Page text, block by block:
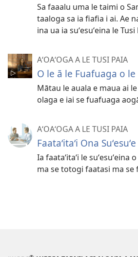
Sa faaalu uma le taimi o
taaloga sa ia fiafia i ai. Ae
ina ua ia suʻesuʻeina le Tusi
AʻOAʻOGA A LE TUSI PAIA
O le ā le Fuafuaga o le
Mātau le auala e maua ai
olaga e iai se fuafuaga
AʻOAʻOGA A LE TUSI PAIA
Faataʻitaʻi Ona
Ia faataʻitaʻi le suʻesuʻeina
ma se totogi faatasi ma se